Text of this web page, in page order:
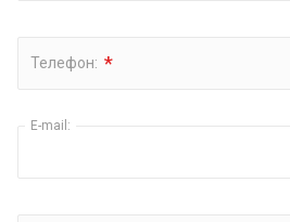
Телефон: *
E-mail: